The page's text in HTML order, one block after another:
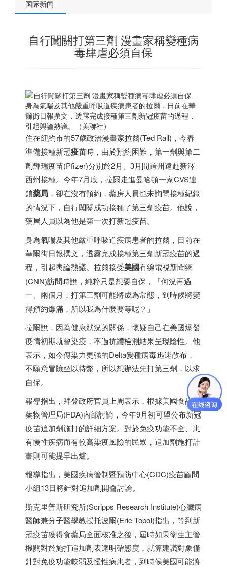
国际新闻
自行闖關打第三劑 漫畫家稱變種病
毒肆虐必須自保
身為氣喘及其他嚴重呼吸道疾病患者的拉爾，日前在華
爾街日報撰文，透露完成接種第三劑新冠疫苗的過程，
引起輿論熱議。（美聯社）
住在紐約市的57歲政治漫畫家拉爾(Ted Rall)，今春
準備接種新冠疫苗時，由於預約困難，第一劑與第二
劑輝瑞疫苗(Pfizer)分別於2月、3月間跨州遠赴新澤
西州接種。今年7月底，拉爾走進曼哈頓一家CVS連
鎖藥局 ，卻在沒有預約，藥房人員也未詢問接種紀錄
的情況下，自行闖關成功接種了第三劑疫苗。他說，
藥局人員以為他是第一次打新冠疫苗。
身為氣喘及其他嚴重呼吸道疾病患者的拉爾，日前在
華爾街日報撰文，透露完成接種第三劑新冠疫苗的過
程，引起輿論熱議。拉爾接受美國有線電視新聞網
(CNN)訪問時說，純粹只是想要自保，「何況再過
一、兩個月，打第三劑可能將成為常態，到時候將變
得預約爆滿，所以我為什麼要等呢？」
拉爾說，因為健康狀況的關係，懷疑自己在美國爆發
疫情初期就曾染疫，不過抗體檢測結果呈現陰性。他
表示，如今傳染力更強的Delta變種病毒迅速散布，
不願意冒險坐以待斃，所以想辦法先打第三劑，以求
自保。
報導指出，拜登政府官員上周表示，根據美國食品及
藥物管理局(FDA)內部討論，今年9月初可望公布新冠
疫苗追加劑施打的詳細方案。對於免疫功能不全、患
有慢性疾病而有較高染疫風險的民眾，追加劑施打計
畫則可能提早出爐。
報導指出，美國疾病管制暨預防中心(CDC)疫苗顧問
小組13日將針對追加劑開會討論。
斯克里普斯研究所(Scripps Research Institute)心臟病
醫師兼分子醫學教授托波爾(Eric Topol)指出，等到新
冠疫苗獲得食藥局全面核准之後，屆時如果衛生主管
機關對於施打追加劑表達明確態度，就算建議對象僅
針對免疫功能較弱及慢性病患者，到時候美國可能將